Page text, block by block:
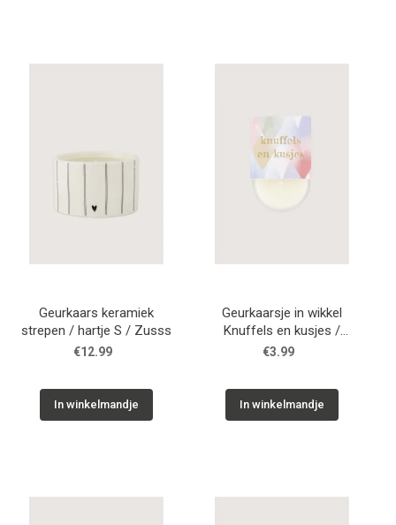
Geurkaars keramiek
strepen / hartje S / Zusss
€12.99
In winkelmandje
Geurkaarsje in wikkel
Knuffels en kusjes /
Zusss
€3.99
In winkelmandje